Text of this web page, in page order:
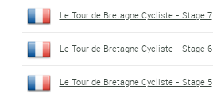
Le Tour de Bretagne Cycliste - Stage 7
Le Tour de Bretagne Cycliste - Stage 6
Le Tour de Bretagne Cycliste - Stage 5